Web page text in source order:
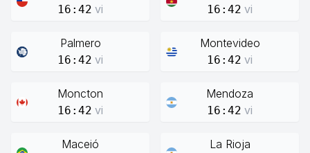
16:42 vi 16:42 vi
Palmero
16:42 vi
Montevideo
16:42 vi
Moncton
16:42 vi
Mendoza
16:42 vi
Maceió La Rioja